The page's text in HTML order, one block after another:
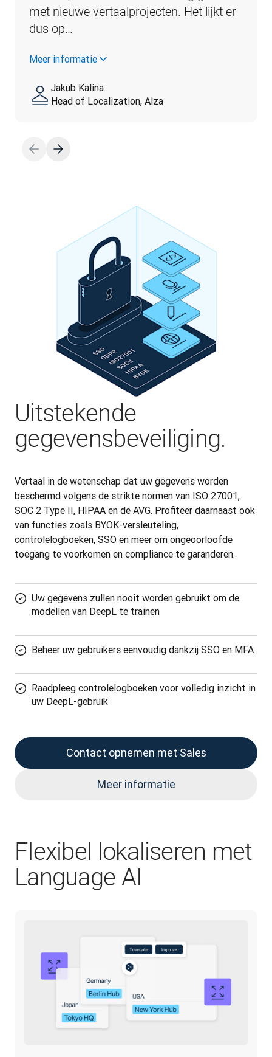
met nieuwe vertaalprojecten. Het lijkt er
dus op…
Meer informatie
Jakub Kalina
Head of Localization, Alza
Uitstekende
gegevensbeveiliging.
Vertaal in de wetenschap dat uw gegevens worden
beschermd volgens de strikte normen van ISO 27001,
SOC 2 Type II, HIPAA en de AVG. Profiteer daarnaast ook
van functies zoals BYOK-versleuteling,
controlelogboeken, SSO en meer om ongeoorloofde
toegang te voorkomen en compliance te garanderen.
Uw gegevens zullen nooit worden gebruikt om de
modellen van DeepL te trainen
Beheer uw gebruikers eenvoudig dankzij SSO en MFA
Raadpleeg controlelogboeken voor volledig inzicht in
uw DeepL-gebruik
Contact opnemen met Sales
Meer informatie
Flexibel lokaliseren met
Language AI